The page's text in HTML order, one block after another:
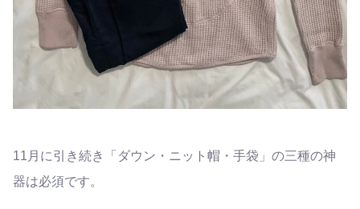
11月に引き続き「ダウン・ニット帽・手袋」の三種の神
器は必須です。